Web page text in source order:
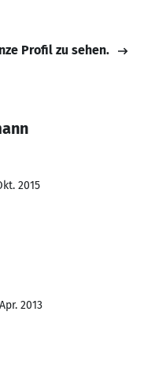
Profil zu sehen.
2015
2013